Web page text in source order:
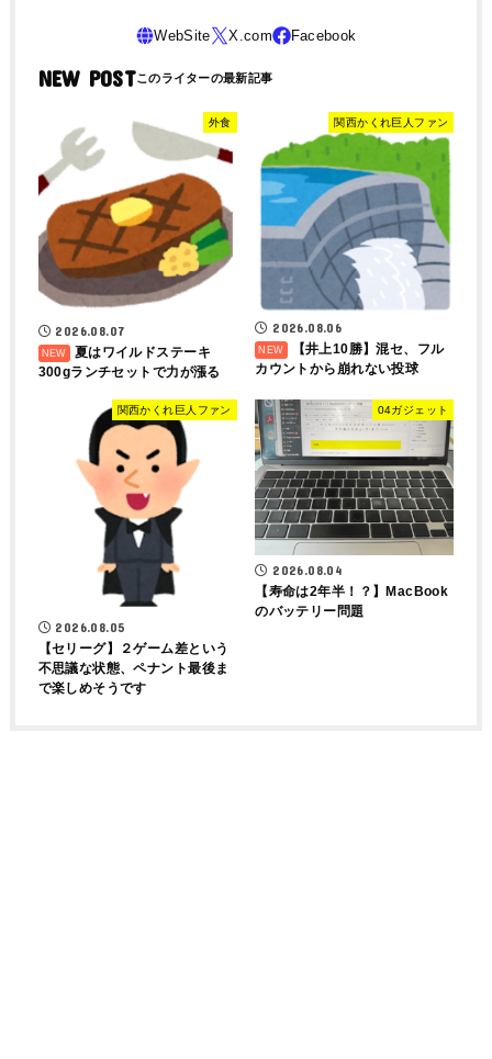
NEW POST
外食
2026.08.07
夏はワイルドステーキ
300gランチセットで力が漲る
関西かくれ巨人ファン
2026.08.06
【井上10勝】混セ、フル
カウントから崩れない投球
関西かくれ巨人ファン
2026.08.05
【セリーグ】２ゲーム差という
不思議な状態、ペナント最後ま
で楽しめそうです
04ガジェット
2026.08.04
【寿命は2年半！？】MacBook
のバッテリー問題